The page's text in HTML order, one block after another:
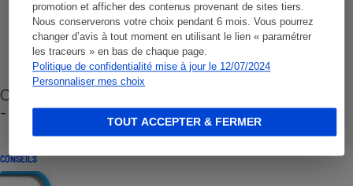
promotion et afficher des contenus provenant de sites tiers.
Nous conserverons votre choix pendant 6 mois. Vous pourrez
changer d’avis à tout moment en utilisant le lien « paramétrer
les traceurs » en bas de chaque page.
Politique de confidentialité mise à jour le 12/07/2024
Personnaliser mes choix
TOUT ACCEPTER & FERMER
Cafetière à capsules zéro déchet CoffeeB (vidéo)
- Premières impressions
CONSEILS